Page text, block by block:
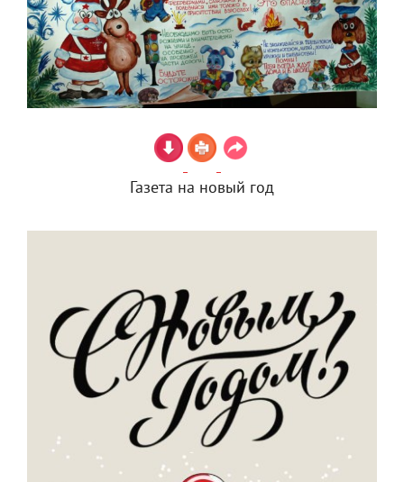
Газета на новый год